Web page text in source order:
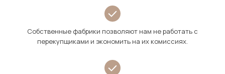
Собственные фабрики позволяют нам не работать с
перекупщиками и экономить на их комиссиях.